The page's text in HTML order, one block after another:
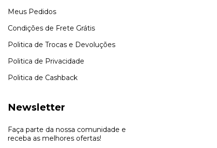
Meus Pedidos
Condições de Frete Grátis
Politica de Trocas e Devoluções
Politica de Privacidade
Politica de Cashback
Newsletter
Faça parte da nossa comunidade e
receba as melhores ofertas!